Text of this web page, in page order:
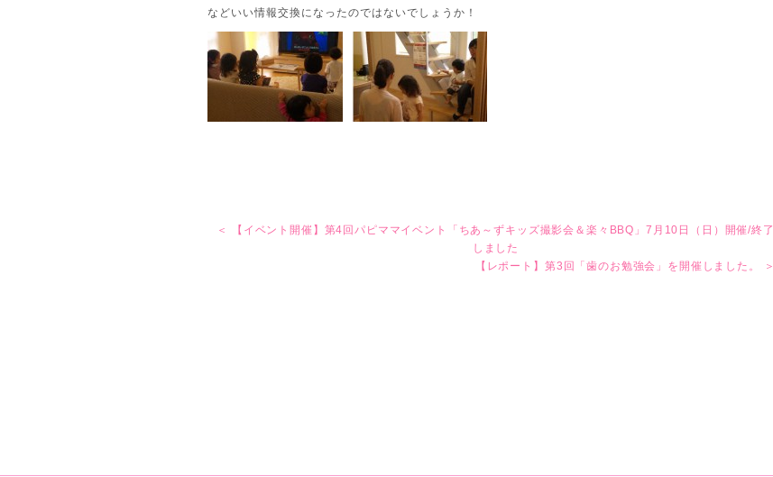
などいい情報交換になったのではないでしょうか！
＜ 【イベント開催】第4回パピママイベント「ちあ～ずキッズ撮影会＆楽々BBQ」7月10日（日）開催/終了
しました
【レポート】第3回「歯のお勉強会」を開催しました。 ＞